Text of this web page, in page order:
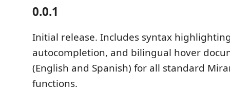
0.0.1
Initial release. Includes syntax
autocompletion, and bilingual hover
(English and Spanish) for all standard
functions.